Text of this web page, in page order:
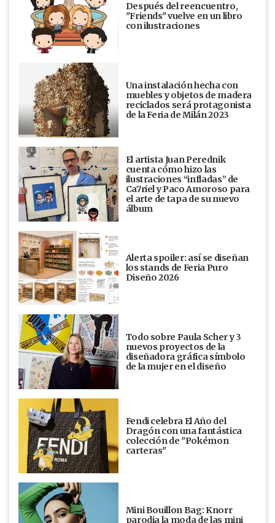
Después del reencuentro,
"Friends" vuelve en un libro
con ilustraciones
Una instalación hecha con
muebles y objetos de madera
reciclados será protagonista
de la Feria de Milán 2023
El artista Juan Perednik
cuenta cómo hizo las
ilustraciones “infladas” de
Ca7riel y Paco Amoroso para
el arte de tapa de su nuevo
álbum
Alerta spoiler: así se diseñan
los stands de Feria Puro
Diseño 2026
Todo sobre Paula Scher y 3
nuevos proyectos de la
diseñadora gráfica símbolo
de la mujer en el diseño
Fendi celebra El Año del
Dragón con una fantástica
colección de "Pokémon
carteras"
Mini Bouillon Bag: Knorr
parodia la moda de las mini